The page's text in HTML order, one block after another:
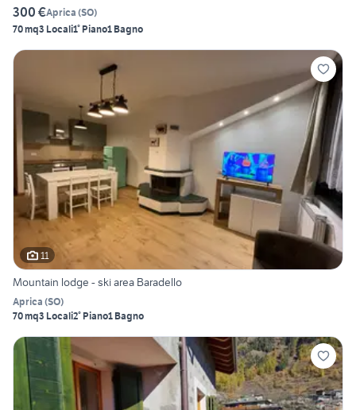
300 €Aprica (SO)
70 mq3 Locali1° Piano1 Bagno
11
Mountain lodge - ski area Baradello
Aprica (SO)
70 mq3 Locali2° Piano1 Bagno